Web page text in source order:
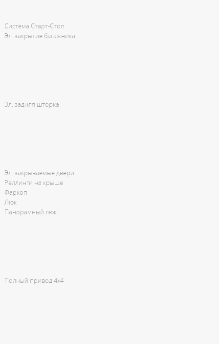
Система Старт-Стоп
Эл. закрытие багажника
Эл. задняя шторка
Эл. закрываемые двери
Реллинги на крыше
Фаркоп
Люк
Панорамный люк
Полный привод 4x4